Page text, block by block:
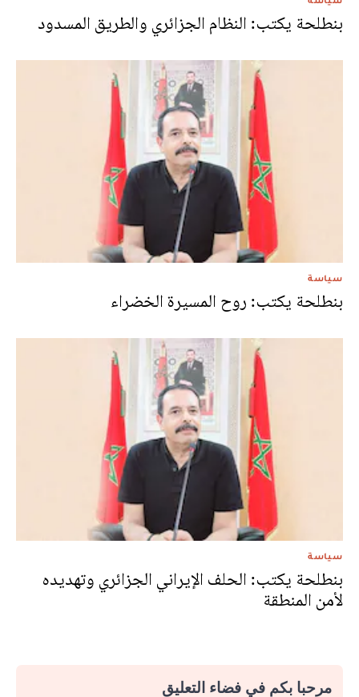
بنطلحة يكتب: النظام الجزائري والطريق المسدود
سياسة
بنطلحة يكتب: روح المسيرة الخضراء
سياسة
بنطلحة يكتب: الحلف الإيراني الجزائري وتهديده
لأمن المنطقة
مرحبا بكم في فضاء التعليق